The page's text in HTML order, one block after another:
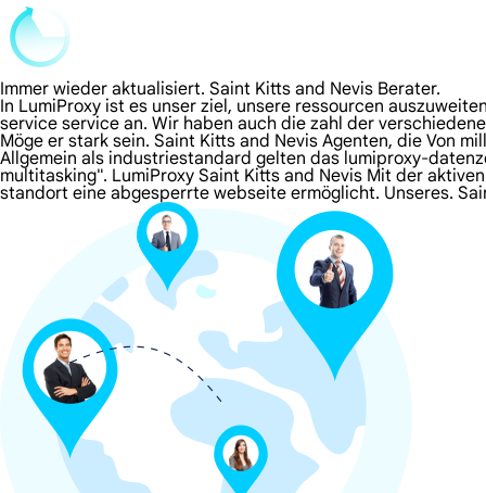
Immer wieder aktualisiert. Saint Kitts and Nevis Berater.
In LumiProxy ist es unser ziel, unsere ressourcen
service service an. Wir haben auch die zahl der
Möge er stark sein. Saint Kitts and Nevis Agenten, die Von
Allgemein als industriestandard gelten das lumiproxy-
multitasking". LumiProxy Saint Kitts and Nevis Mit der
standort eine abgesperrte webseite ermöglicht. Unseres.